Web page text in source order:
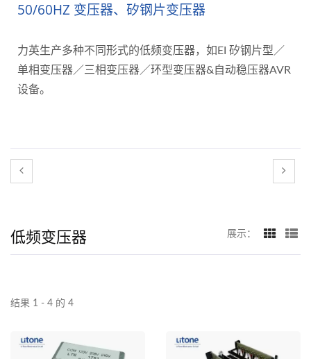
50/60HZ 变压器、矽钢片变压器
力英生产多种不同形式的低频变压器，如EI 矽钢片型／
单相变压器／三相变压器／环型变压器&自动稳压器AVR
设备。
低频变压器 展示：
结果 1 - 4 的 4